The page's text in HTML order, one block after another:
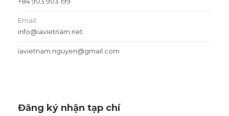
Email:
info@iavietnam.net
iavietnam.nguyen@gmail.com
Đăng ký nhận tạp chí